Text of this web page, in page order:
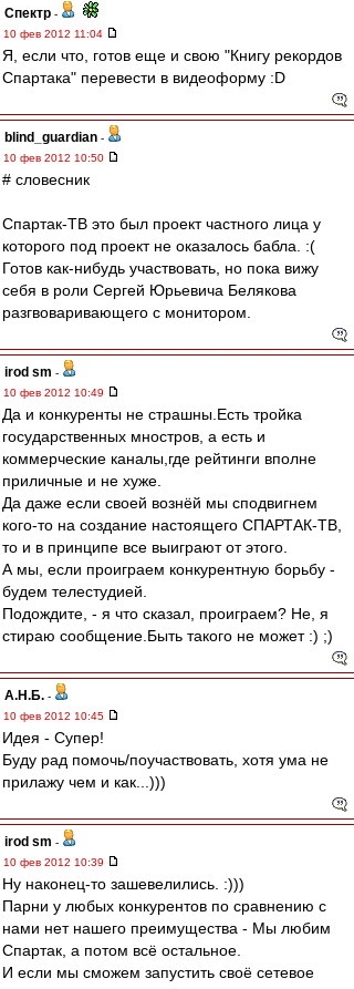
Спектр -
10 фев 2012 11:04
Я, если что, готов еще и свою "Книгу рекордов
Спартака" перевести в видеоформу :D
blind_guardian -
10 фев 2012 10:50
# словесник
Спартак-ТВ это был проект частного лица у
которого под проект не оказалось бабла. :(
Готов как-нибудь участвовать, но пока вижу
себя в роли Сергей Юрьевича Белякова
разгвоваривающего с монитором.
irod sm -
10 фев 2012 10:49
Да и конкуренты не страшны.Есть тройка
государственных мностров, а есть и
коммерческие каналы,где рейтинги вполне
приличные и не хуже.
Да даже если своей вознёй мы сподвигнем
кого-то на создание настоящего СПАРТАК-ТВ,
то и в принципе все выиграют от этого.
А мы, если проиграем конкурентную борьбу -
будем телестудией.
Подождите, - я что сказал, проиграем? Не, я
стираю сообщение.Быть такого не может :) ;)
А.Н.Б. -
10 фев 2012 10:45
Идея - Супер!
Буду рад помочь/поучаствовать, хотя ума не
прилажу чем и как...)))
irod sm -
10 фев 2012 10:39
Ну наконец-то зашевелились. :)))
Парни у любых конкурентов по сравнению с
нами нет нашего преимущества - Мы любим
Спартак, а потом всё остальное.
И если мы сможем запустить своё сетевое